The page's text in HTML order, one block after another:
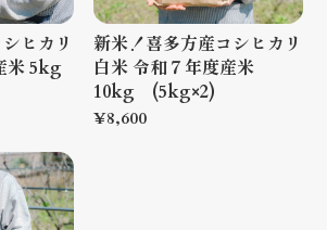
ヒカリ
米 5kg
新米！喜多方産コシヒカリ
白米 令和７年度産米
10kg (5kg×2)
¥8,600